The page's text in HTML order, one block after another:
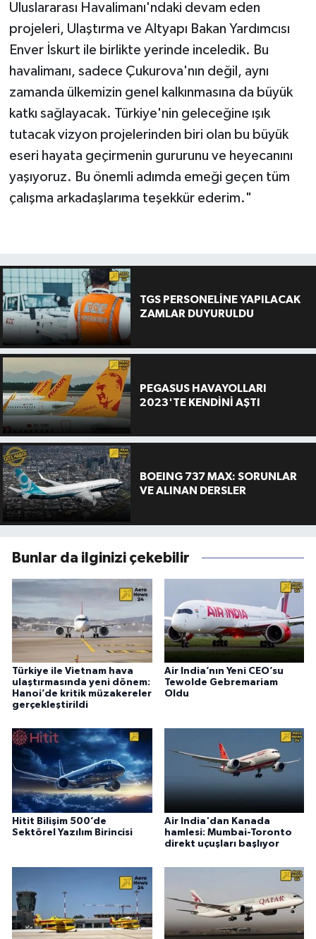
Uluslararası Havalimanı'ndaki devam eden
projeleri, Ulaştırma ve Altyapı Bakan Yardımcısı
Enver İskurt ile birlikte yerinde inceledik. Bu
havalimanı, sadece Çukurova'nın değil, aynı
zamanda ülkemizin genel kalkınmasına da büyük
katkı sağlayacak. Türkiye'nin geleceğine ışık
tutacak vizyon projelerinden biri olan bu büyük
eseri hayata geçirmenin gururunu ve heyecanını
yaşıyoruz. Bu önemli adımda emeği geçen tüm
çalışma arkadaşlarıma teşekkür ederim."
TGS PERSONELİNE YAPILACAK
ZAMLAR DUYURULDU
PEGASUS HAVAYOLLARI
2023'TE KENDİNİ AŞTI
BOEING 737 MAX: SORUNLAR
VE ALINAN DERSLER
Bunlar da ilginizi çekebilir
Türkiye ile Vietnam hava
ulaştırmasında yeni dönem:
Hanoi’de kritik müzakereler
gerçekleştirildi
Air India’nın Yeni CEO’su
Tewolde Gebremariam
Oldu
Hitit Bilişim 500’de
Sektörel Yazılım Birincisi
Air India'dan Kanada
hamlesi: Mumbai-Toronto
direkt uçuşları başlıyor